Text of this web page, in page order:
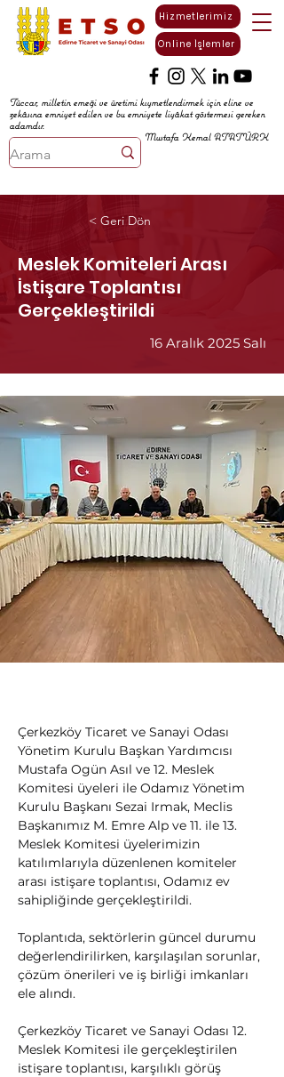
Online İşlemler
Hizmetlerimiz
Tüccar, milletin emeği ve üretimi kıymetlendirmek için eline ve
zekâsına emniyet edilen ve bu emniyete liyâkat göstermesi gereken
adamdır.
Mustafa Kemal ATATÜRK
< Geri Dön
Meslek Komiteleri Arası
İstişare Toplantısı
Gerçekleştirildi
16 Aralık 2025 Salı
Çerkezköy Ticaret ve Sanayi Odası
Yönetim Kurulu Başkan Yardımcısı
Mustafa Ogün Asıl ve 12. Meslek
Komitesi üyeleri ile Odamız Yönetim
Kurulu Başkanı Sezai Irmak, Meclis
Başkanımız M. Emre Alp ve 11. ile 13.
Meslek Komitesi üyelerimizin
katılımlarıyla düzenlenen komiteler
arası istişare toplantısı, Odamız ev
sahipliğinde gerçekleştirildi.
Toplantıda, sektörlerin güncel durumu
değerlendirilirken, karşılaşılan sorunlar,
çözüm önerileri ve iş birliği imkanları
ele alındı.
Çerkezköy Ticaret ve Sanayi Odası 12.
Meslek Komitesi ile gerçekleştirilen
istişare toplantısı, karşılıklı görüş